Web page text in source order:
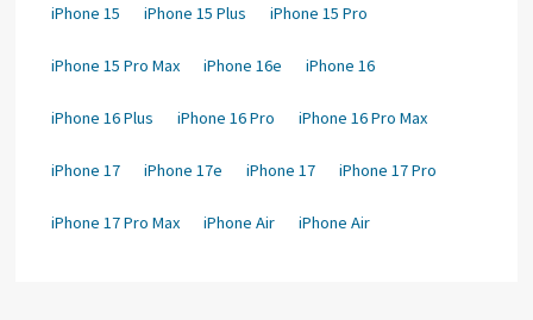
iPhone 15 iPhone 15 Plus iPhone 15 Pro
iPhone 15 Pro Max iPhone 16e iPhone 16
iPhone 16 Plus iPhone 16 Pro iPhone 16 Pro Max
iPhone 17 iPhone 17e iPhone 17 iPhone 17 Pro
iPhone 17 Pro Max iPhone Air iPhone Air